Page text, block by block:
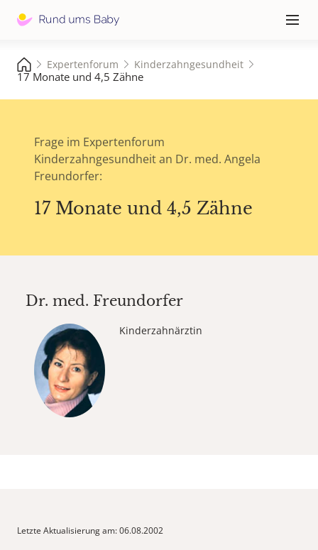
≡
Expertenforum Kinderzahngesundheit
17 Monate und 4,5 Zähne
Frage im Expertenforum
Kinderzahngesundheit an Dr. med. Angela
Freundorfer:
17 Monate und 4,5 Zähne
Dr. med. Freundorfer
Kinderzahnärztin
Letzte Aktualisierung am: 06.08.2002